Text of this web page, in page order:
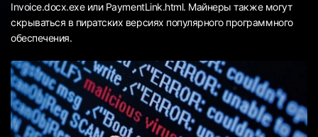
Invoice.docx.exe или PaymentLink.html. Майнеры также могут
скрываться в пиратских версиях популярного программного
обеспечения.